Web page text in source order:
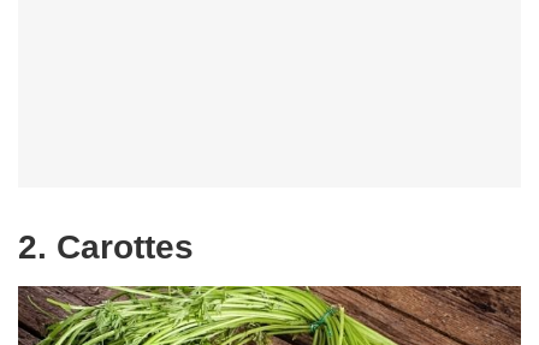
2. Carottes